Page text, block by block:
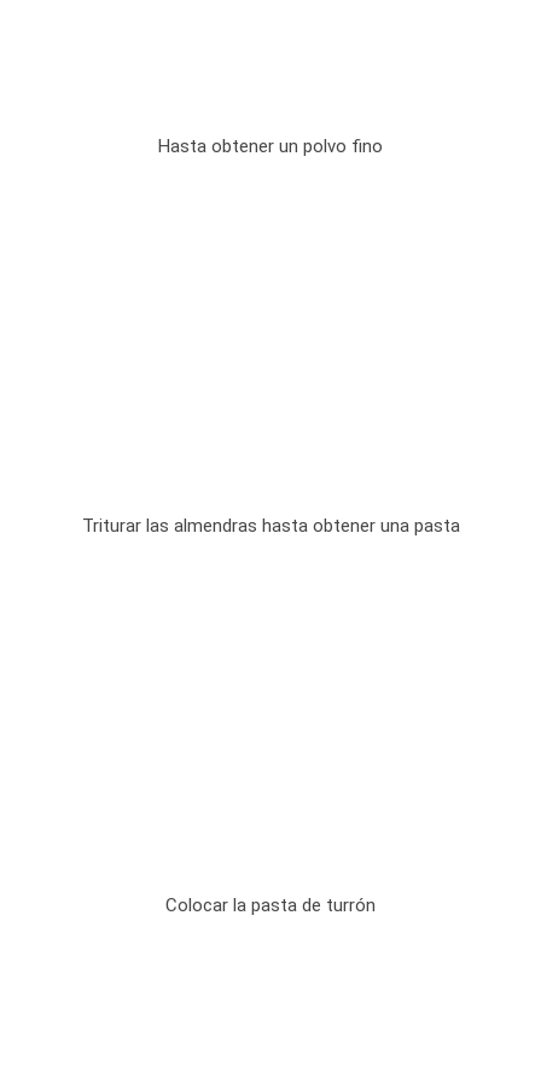
Hasta obtener un polvo fino
Triturar las almendras hasta obtener una pasta
Colocar la pasta de turrón